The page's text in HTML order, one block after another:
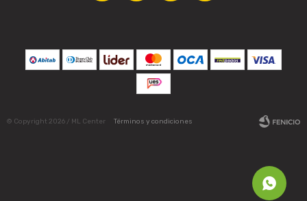
© Copyright 2026 / ML Center Términos y condiciones